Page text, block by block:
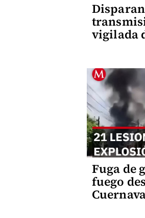
vigilada
Fuga de
fuego